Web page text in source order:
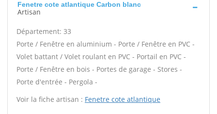
Fenetre cote atlantique Carbon blanc
Artisan
Département: 33
Porte / Fenêtre en aluminium - Porte / Fenêtre en PVC -
Volet battant / Volet roulant en PVC - Portail en PVC -
Porte / Fenêtre en bois - Portes de garage - Stores -
Porte d'entrée - Pergola -
Voir la fiche artisan : Fenetre cote atlantique